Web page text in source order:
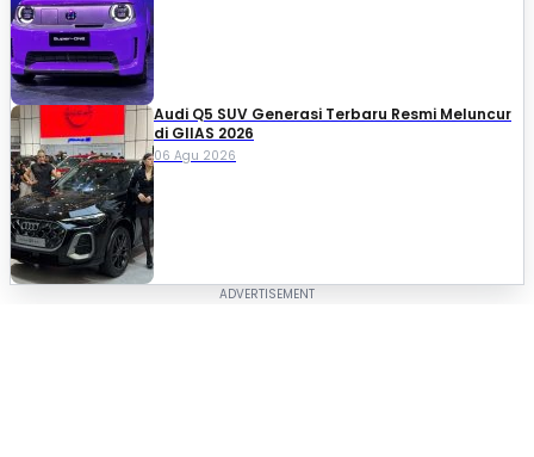
Audi Q5 SUV Generasi Terbaru Resmi Meluncur
di GIIAS 2026
06 Agu 2026